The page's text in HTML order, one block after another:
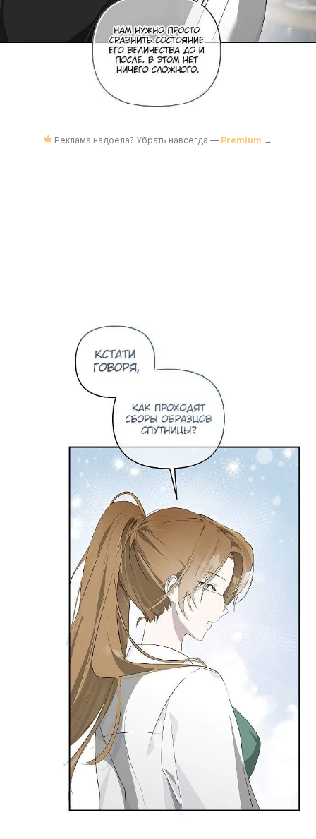
Реклама надоела? Убрать навсегда — Premium →